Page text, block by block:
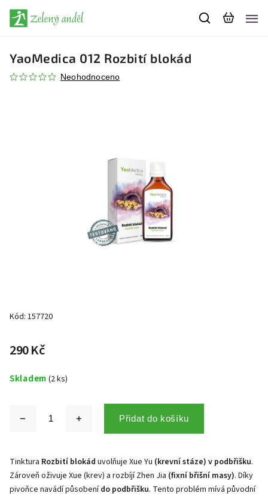
YaoMedica 012 Rozbití blokád
Neohodnoceno
Kód: 157720
290 Kč
Skladem (2 ks)
Přidat do košíku
Tinktura Rozbití blokád uvolňuje Xue Yu (krevní stáze) v podbřišku.
Zároveň oživuje Xue (krev) a rozbíjí Zhen Jia (fixní břišní masy). Díky
pivoňce navádí působení do podbřišku. Tento problém mívá původní